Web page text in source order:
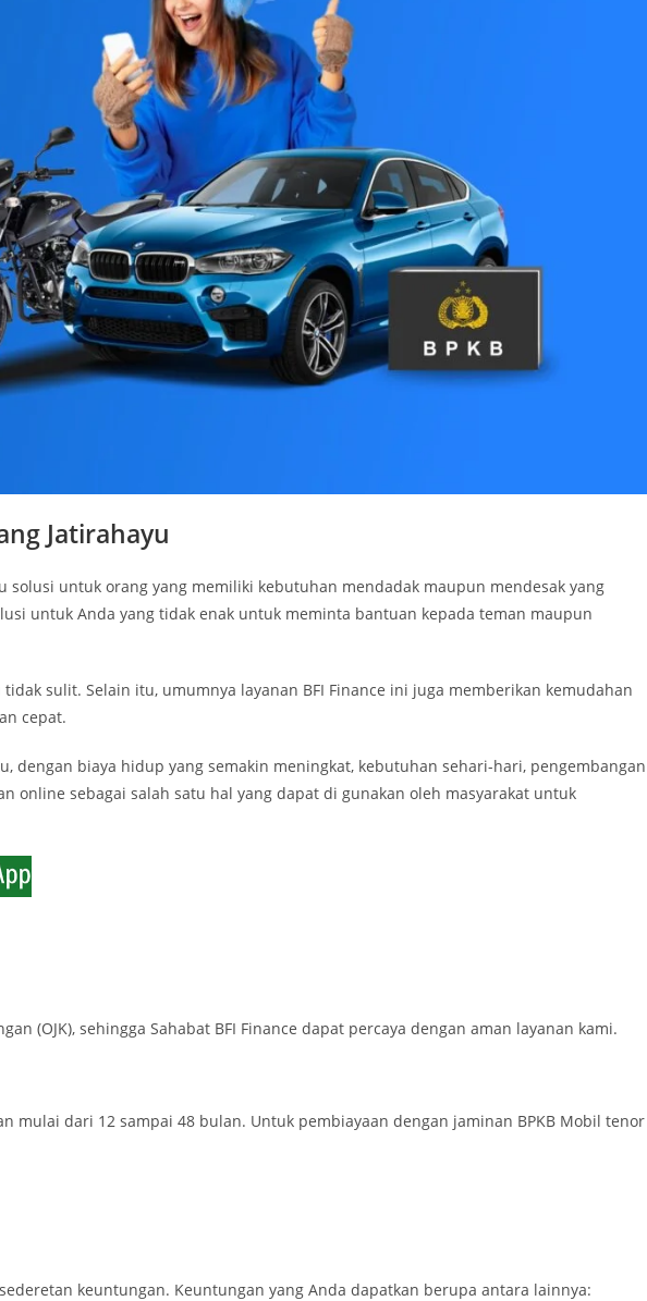
Jatirahayu
solusi untuk orang yang memiliki kebutuhan mendadak maupun mendesak yang
untuk Anda yang tidak enak untuk meminta bantuan kepada teman maupun
sulit. Selain itu, umumnya layanan BFI Finance ini juga memberikan kemudahan
cepat.
biaya hidup yang semakin meningkat, kebutuhan sehari-hari, pengembangan
online sebagai salah satu hal yang dapat di gunakan oleh masyarakat untuk
(OJK), sehingga Sahabat BFI Finance dapat percaya dengan aman layanan kami.
mulai dari 12 sampai 48 bulan. Untuk pembiayaan dengan jaminan BPKB Mobil tenor
keuntungan. Keuntungan yang Anda dapatkan berupa antara lainnya: